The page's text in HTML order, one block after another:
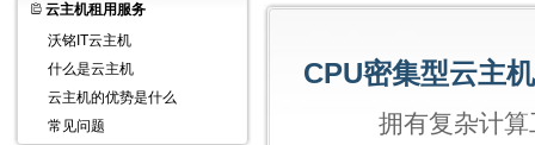
云主机租用服务
沃铭IT云主机
什么是云主机
云主机的优势是什么
常见问题
CPU密集型云主
拥有复杂计算工